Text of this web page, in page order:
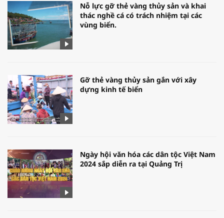
Nỗ lực gỡ thẻ vàng thủy sản và khai
thác nghề cá có trách nhiệm tại các
vùng biển.
Gỡ thẻ vàng thủy sản gắn với xây
dựng kinh tế biển
Ngày hội văn hóa các dân tộc Việt Nam
2024 sắp diễn ra tại Quảng Trị